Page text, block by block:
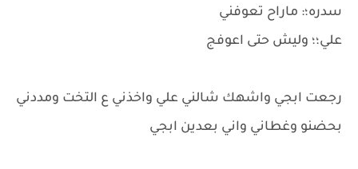
سدره؛: ماراح تعوفني
علي؛؛ وليش حتى اعوفج
رجعت ابجي واشهك شالني علي واخذني ع التخت ومددني
بحضنو وغطاني واني بعدين ابجي